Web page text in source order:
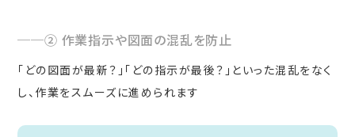
② 作業指示や図面の混乱を防止
「どの図面が最新？」「どの指示が最後？」といった混乱をなく
し、作業をスムーズに進められます